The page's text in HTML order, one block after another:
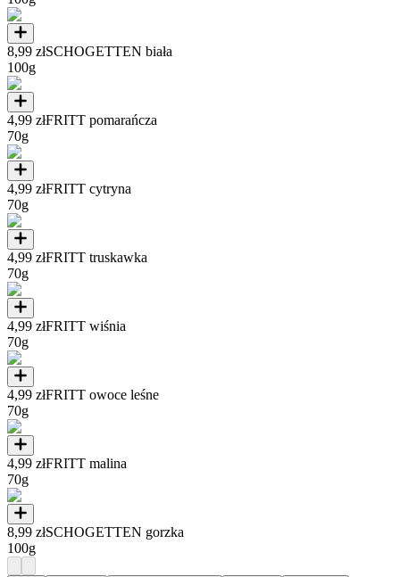
8,99 złSCHOGETTEN biała
100g
4,99 złFRITT pomarańcza
70g
4,99 złFRITT cytryna
70g
4,99 złFRITT truskawka
70g
4,99 złFRITT wiśnia
70g
4,99 złFRITT owoce leśne
70g
4,99 złFRITT malina
70g
8,99 złSCHOGETTEN gorzka
100g